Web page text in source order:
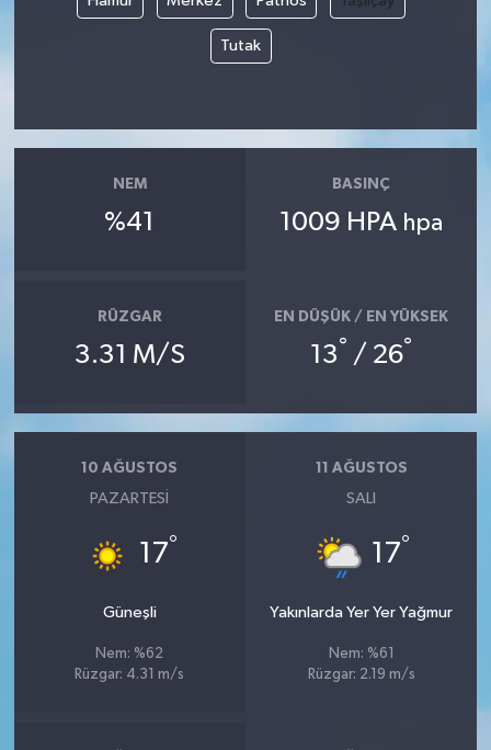
Tutak
NEM
%41
BASINÇ
1009 HPA hpa
RÜZGAR
3.31 M/S
EN DÜŞÜK / EN YÜKSEK
13° / 26°
10 AĞUSTOS
PAZARTESI
17°
Güneşli
Nem: %62
Rüzgar: 4.31 m/s
11 AĞUSTOS
SALI
17°
Yakınlarda Yer Yer Yağmur
Nem: %61
Rüzgar: 2.19 m/s